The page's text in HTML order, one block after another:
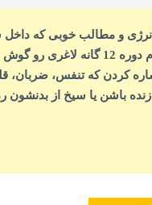
انرژی و مطالب خوبی که
برام پیش اومد:
کردن که تنفس، ضربان،